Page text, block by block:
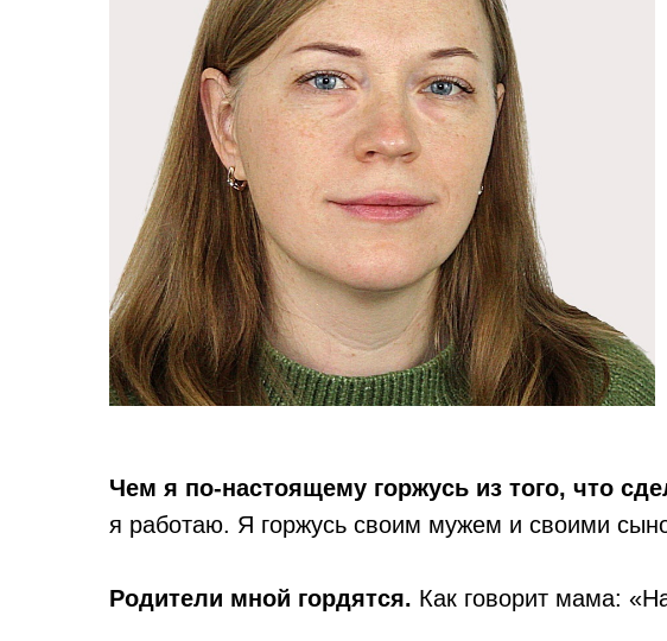
Чем я по-настоящему горжусь из того, что
я работаю. Я горжусь своим мужем и своими
Родители мной гордятся. Как говорит мама: